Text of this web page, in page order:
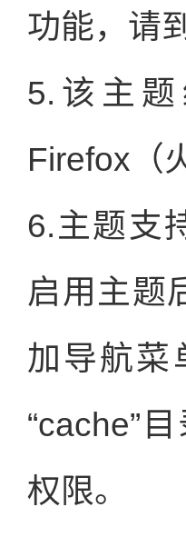
功能，请
5.该主题
Firefox（
6.主题支
启用主
加导航菜
“cache”
权限。